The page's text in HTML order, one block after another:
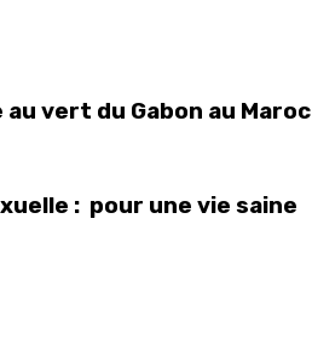
au vert du Gabon au Maroc
: pour une vie saine